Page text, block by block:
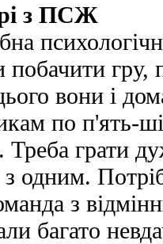
з ПСЖ
побачити гру,
вони і
по п'ять-
Треба грати
з одним.
з
багато